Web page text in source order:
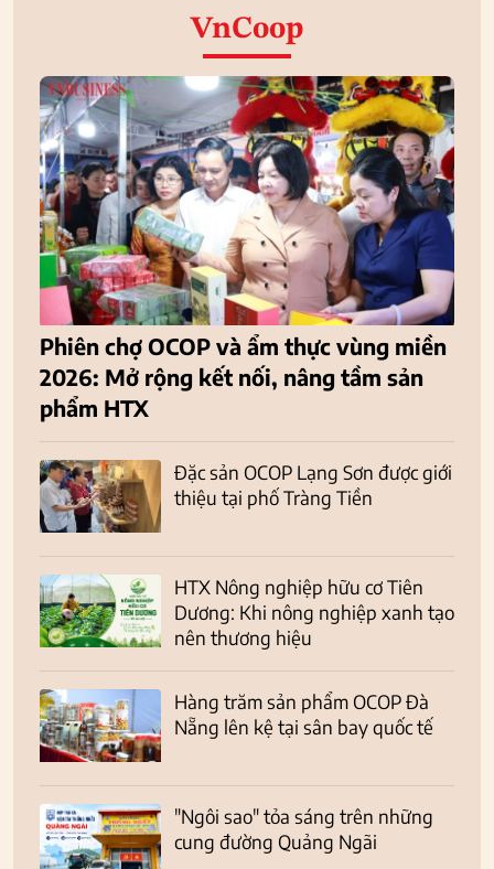
VnCoop
Phiên chợ OCOP và ẩm thực vùng miền
2026: Mở rộng kết nối, nâng tầm sản
phẩm HTX
Đặc sản OCOP Lạng Sơn được giới
thiệu tại phố Tràng Tiền
HTX Nông nghiệp hữu cơ Tiên
Dương: Khi nông nghiệp xanh tạo
nên thương hiệu
Hàng trăm sản phẩm OCOP Đà
Nẵng lên kệ tại sân bay quốc tế
"Ngôi sao" tỏa sáng trên những
cung đường Quảng Ngãi